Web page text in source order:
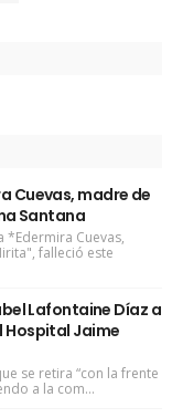
Cuevas, madre de
Santana
*Edermira Cuevas,
falleció este
Lafontaine Díaz a
Jaime
se retira “con la frente
a la com...